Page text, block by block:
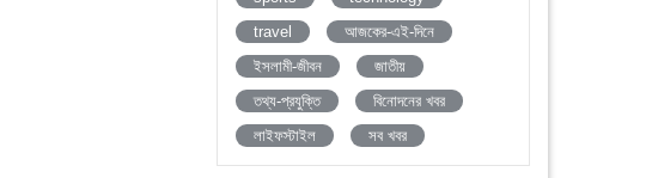
travel
আজকের-এই-দিনে
ইসলামী-জীবন
জাতীয়
তথ্য-প্রযুক্তি
বিনোদনের খবর
লাইফস্টাইল
সব খবর